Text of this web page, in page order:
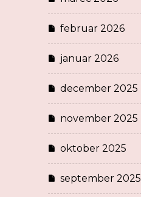
februar 2026
januar 2026
december 2025
november 2025
oktober 2025
september 2025